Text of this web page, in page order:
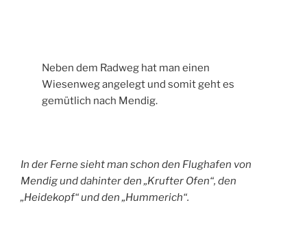
Neben dem Radweg hat man einen
Wiesenweg angelegt und somit geht es
gemütlich nach Mendig.
In der Ferne sieht man schon den Flughafen von
Mendig und dahinter den „Krufter Ofen“, den
„Heidekopf“ und den „Hummerich“.